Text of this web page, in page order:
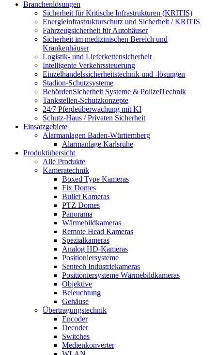
Branchenlösungen
Sicherheit für Kritische Infrastrukturen (KRITIS)
Energieinfrastrukturschutz und Sicherheit / KRITIS
Fahrzeugsicherheit für Autohäuser
Sicherheit im medizinischen Bereich und
Krankenhäuser
Logistik- und Lieferkettensicherheit
Intelligente Verkehrssteuerung
Einzelhandelssicherheitstechnik und -lösungen
Stadion-Schutzsysteme
BehördenSicherheit Systeme & PolizeiTechnik
Tankstellen-Schutzkonzepte​
24/7 Pferdeüberwachung mit KI
Schutz-Haus / Privaten Sicherheit
Einsatzgebiete
Alarmanlagen Baden-Württemberg
Alarmanlage Karlsruhe
Produktübersicht
Alle Produkte
Kameratechnik
Boxed Type Kameras
Fix Domes
Bullet Kameras
PTZ Domes
Panorama
Wärmebildkameras
Remote Head Kameras
Spezialkameras
Analog HD-Kameras
Positioniersysteme
Sentech Industriekameras
Positioniersysteme Wärmebildkameras
Objektive
Beleuchtung
Gehäuse
Übertragungstechnik
Encoder
Decoder
Switches
Medienkonverter